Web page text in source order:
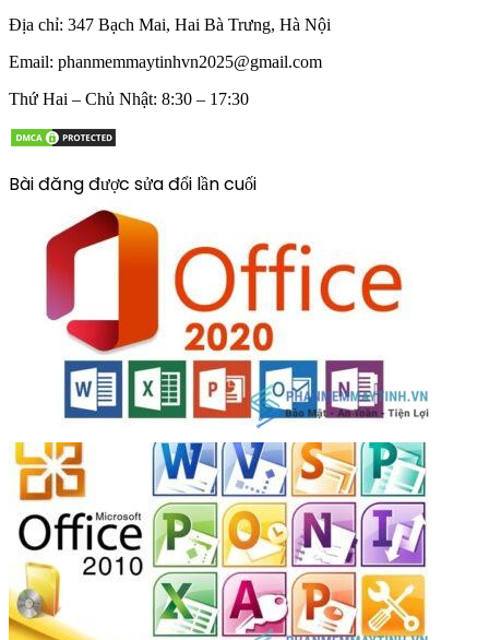
Địa chỉ: 347 Bạch Mai, Hai Bà Trưng, Hà Nội
Email: phanmemmaytinhvn2025@gmail.com
Thứ Hai – Chủ Nhật: 8:30 – 17:30
Bài đăng được sửa đổi lần cuối